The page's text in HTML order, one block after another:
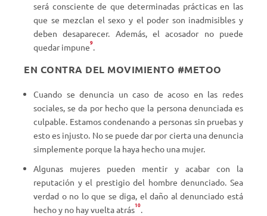
será consciente de que determinadas prácticas en las
que se mezclan el sexo y el poder son inadmisibles y
deben desaparecer. Además, el acosador no puede
quedar impune9.
EN CONTRA DEL MOVIMIENTO #METOO
Cuando se denuncia un caso de acoso en las redes
sociales, se da por hecho que la persona denunciada es
culpable. Estamos condenando a personas sin pruebas y
esto es injusto. No se puede dar por cierta una denuncia
simplemente porque la haya hecho una mujer.
Algunas mujeres pueden mentir y acabar con la
reputación y el prestigio del hombre denunciado. Sea
verdad o no lo que se diga, el daño al denunciado está
hecho y no hay vuelta atrás10.